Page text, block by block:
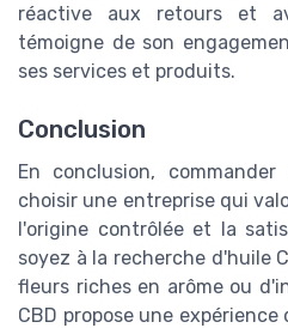
réactive aux retours et
témoigne de son
ses services et produits.
Conclusion
En conclusion,
choisir une entreprise qui
l'origine contrôlée et la
soyez à la recherche d'huile
fleurs riches en arôme ou
CBD propose une